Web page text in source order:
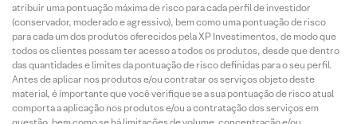
atribuir uma pontuação máxima de risco para cada perfil de investidor
(conservador, moderado e agressivo), bem como uma pontuação de risco
para cada um dos produtos oferecidos pela XP Investimentos, de modo que
todos os clientes possam ter acesso a todos os produtos, desde que dentro
das quantidades e limites da pontuação de risco definidas para o seu perfil.
Antes de aplicar nos produtos e/ou contratar os serviços objeto deste
material, é importante que você verifique se a sua pontuação de risco atual
comporta a aplicação nos produtos e/ou a contratação dos serviços em